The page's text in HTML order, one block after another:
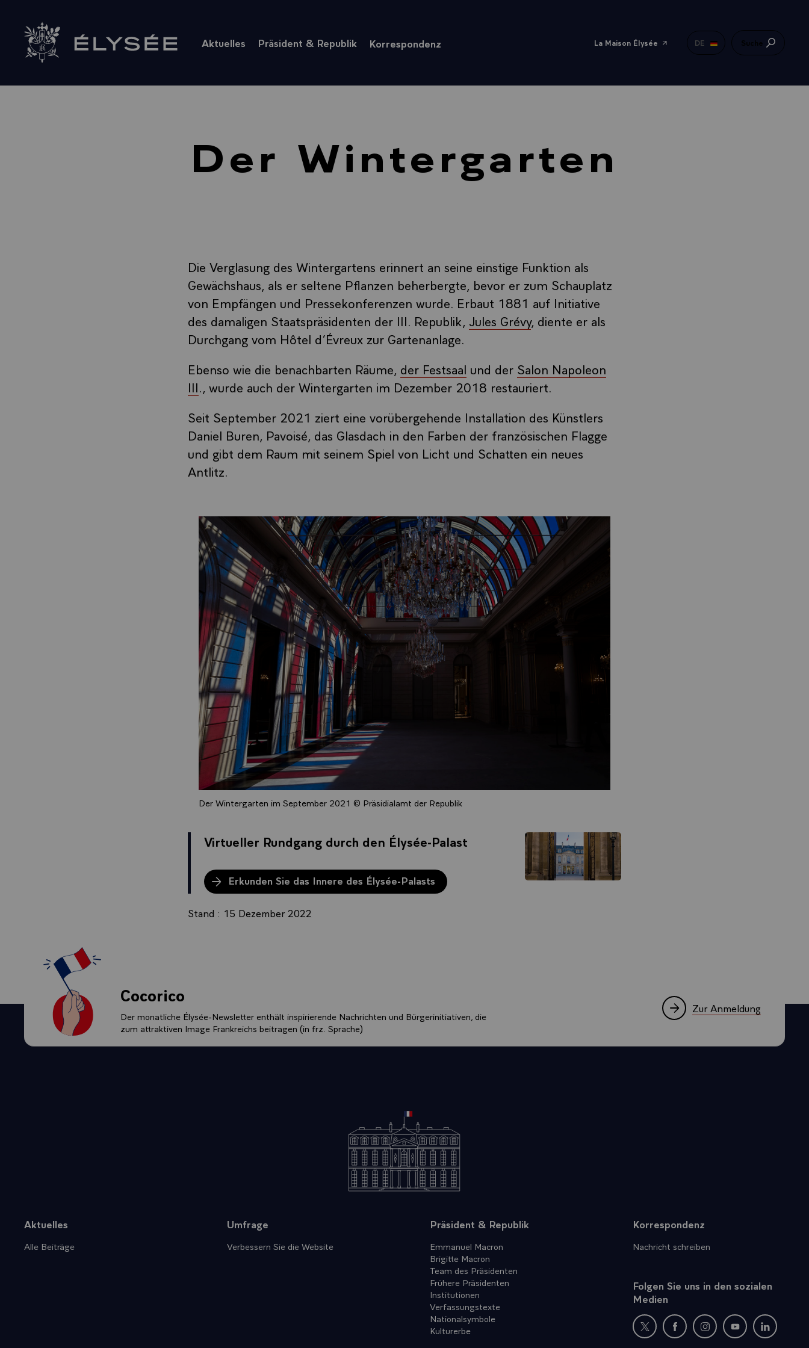
Zur Startseite Aktuelles Präsident & Republik Korrespondenz La Maison Élysée DE Suche
Der Wintergarten
Die Verglasung des Wintergartens erinnert an seine einstige Funktion als
Gewächshaus, als er seltene Pflanzen beherbergte, bevor er zum Schauplatz
von Empfängen und Pressekonferenzen wurde. Erbaut 1881 auf Initiative
des damaligen Staatspräsidenten der III. Republik, Jules Grévy, diente er als
Durchgang vom Hôtel d’Évreux zur Gartenanlage.
Ebenso wie die benachbarten Räume, der Festsaal und der Salon Napoleon
III., wurde auch der Wintergarten im Dezember 2018 restauriert.
Seit September 2021 ziert eine vorübergehende Installation des Künstlers
Daniel Buren, Pavoisé, das Glasdach in den Farben der französischen Flagge
und gibt dem Raum mit seinem Spiel von Licht und Schatten ein neues
Antlitz.
Der Wintergarten im September 2021 © Präsidialamt der Republik
Virtueller Rundgang durch den Élysée-Palast
Erkunden Sie das Innere des Élysée-Palasts
Stand : 15 Dezember 2022
Cocorico
Der monatliche Élysée-Newsletter enthält inspirierende Nachrichten und Bürgerinitiativen, die
zum attraktiven Image Frankreichs beitragen (in frz. Sprache)
Zur Anmeldung
Sitemap
Aktuelles
Alle Beiträge
Umfrage
Verbessern Sie die Website
Präsident & Republik
Emmanuel Macron
Brigitte Macron
Team des Präsidenten
Frühere Präsidenten
Institutionen
Verfassungstexte
Nationalsymbole
Kulturerbe
Korrespondenz
Nachricht schreiben
Folgen Sie uns in den sozialen
Medien
Neues Fenster : Besuchen Sie uns auf
Neues Fenster : Besuchen Sie
Neues Fenster :
Neues Fenster :
Neues